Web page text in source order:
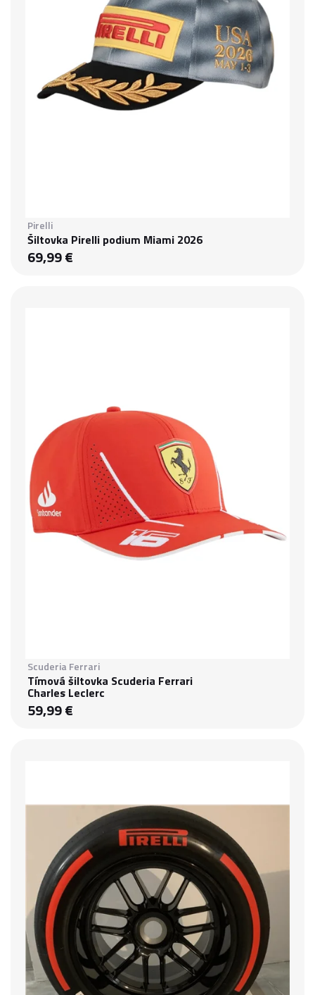
Pirelli
Šiltovka Pirelli podium Miami 2026
69,99 €
Scuderia Ferrari
Tímová šiltovka Scuderia Ferrari
Charles Leclerc
59,99 €